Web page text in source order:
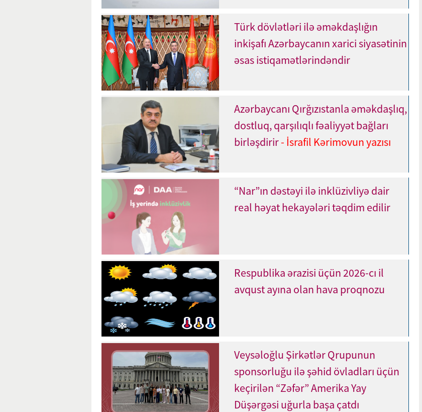
Türk dövlətləri ilə əməkdaşlığın
inkişafı Azərbaycanın xarici siyasətinin
əsas istiqamətlərindəndir
Azərbaycanı Qırğızıstanla əməkdaşlıq,
dostluq, qarşılıqlı fəaliyyət bağları
birləşdirir- İsrafil Kərimovun yazısı
“Nar”ın dəstəyi ilə inklüzivliyə dair
real həyat hekayələri təqdim edilir
Respublika ərazisi üçün 2026-cı il
avqust ayına olan hava proqnozu
Veysəloğlu Şirkətlər Qrupunun
sponsorluğu ilə şəhid övladları üçün
keçirilən “Zəfər” Amerika Yay
Düşərgəsi uğurla başa çatdı